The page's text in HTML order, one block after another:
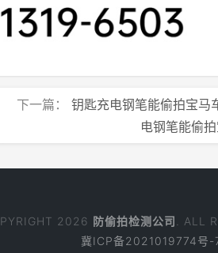
下一篇： 钥匙充电钢笔能偷拍宝马
电钢笔能偷
2026 防偷拍检测公司
. ALL
冀ICP备2021019774号-